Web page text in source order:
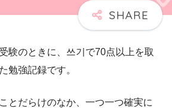
験のときに、쓰기で70点以上を取
勉強記録です。
とだらけのなか、一つ一つ確実に